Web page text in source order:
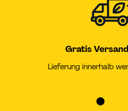
Gratis
Lieferung innerhalb
Zur